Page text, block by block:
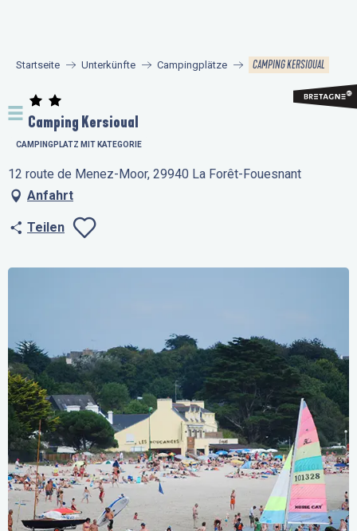
principal
Startseite Unterkünfte Campingplätze CAMPING KERSIOUAL
Camping Kersioual
CAMPINGPLATZ MIT KATEGORIE
12 route de Menez-Moor, 29940 La Forêt-Fouesnant
Anfahrt
Teilen